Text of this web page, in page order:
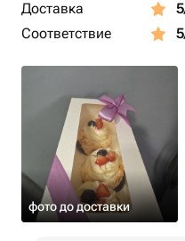
Доставка 5
Соответствие
5
фото до доставки